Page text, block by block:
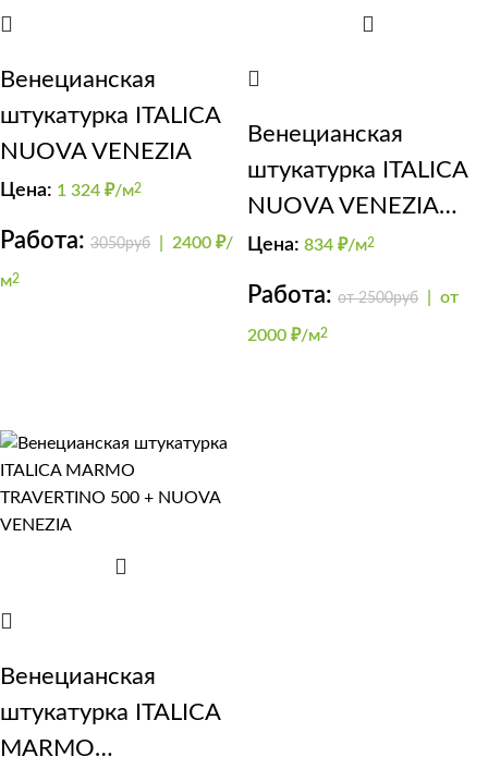
Венецианская
штукатурка ITALICA
NUOVA VENEZIA
Цена: 1 324 ₽/м2
Работа: 3050руб 2400 ₽/
м2
Венецианская
штукатурка ITALICA
NUOVA VENEZIA
эффект “интрузия
Цена: 834 ₽/м2
Работа: от 2500руб от
2000 ₽/м2
Венецианская
штукатурка ITALICA
MARMO